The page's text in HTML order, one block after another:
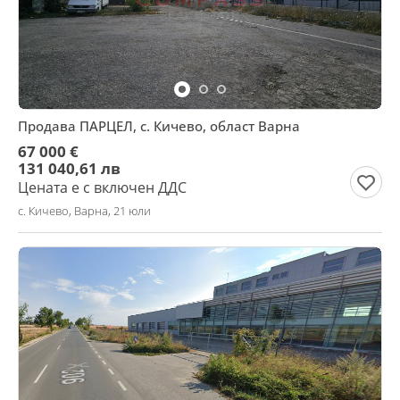
Продава ПАРЦЕЛ, с. Кичево, област Варна
67 000 €
131 040,61 лв
Цената е с включен ДДС
с. Кичево, Варна, 21 юли